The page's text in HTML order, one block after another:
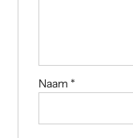
Naam *